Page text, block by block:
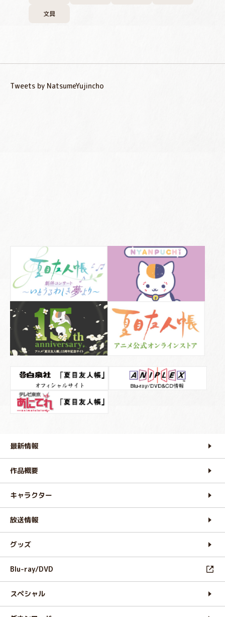
文具
Tweets by NatsumeYujincho
最新情報
作品概要
キャラクター
放送情報
グッズ
Blu-ray/DVD
スペシャル